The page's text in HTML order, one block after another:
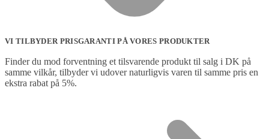
VI TILBYDER PRISGARANTI PÅ VORES PRODUKTER
Finder du mod forventning et tilsvarende produkt til salg i DK på
samme vilkår, tilbyder vi udover naturligvis varen til samme pris en
ekstra rabat på 5%.